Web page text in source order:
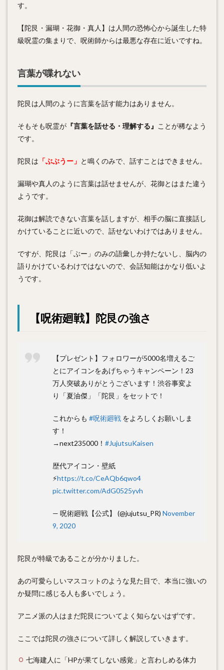
す。
【陀艮・漏瑚・花御・真人】は人間の恐怖心から誕生した特
級呪霊の集まりで、呪術師からは最悪な存在に近いですね。
言葉が喋れない
陀艮は人間のように言葉を話す能力はありません。
そもそも呪霊が 『言葉を話せる・理解する』 ことが稀なよう
です。
陀艮は 「ぶぶうー」 と鳴くのみで、話すことはできません。
漏瑚や真人のように言葉は話せませんが、花御とはまた違う
ようです。
花御は解読できない言葉を話しますが、相手の脳に直接話し
かけていることに近いので、話せないわけではありません。
ですが、陀艮は「ぶー」のみの語彙しか持たないし、脳内の
語りかけているわけではないので、会話知能はかなり低いよ
うです。
【呪術廻戦】陀艮の強さ
【プレゼント】フォロワーが5000名増えるご
とにアイコンをあげちゃうキャンペーン！23
万人突破ありがとうございます！渋谷事変よ
り「夏油傑」「陀艮」をセットで！
これからも #呪術廻戦 をよろしくお願いしま
す！
→next235000！ #JujutsuKaisen
歴代アイコン・壁紙
⚡️https://t.co/CeAQb6qwo4
pic.twitter.com/AdG0525yvh
— 呪術廻戦【公式】 (@jujutsu_PR) November
9, 2020
陀艮が特級であることが分かりました。
あの可愛らしいマスコットのような見た目で、本当に強いの
か疑問に感じる人も多いでしょう。
アニメ派の人はまだ陀艮についてよく知らないはずです。
ここでは陀艮の強さについて詳しく解説していきます。
七海建人に「HPが果てしない感覚」と言わしめる体力